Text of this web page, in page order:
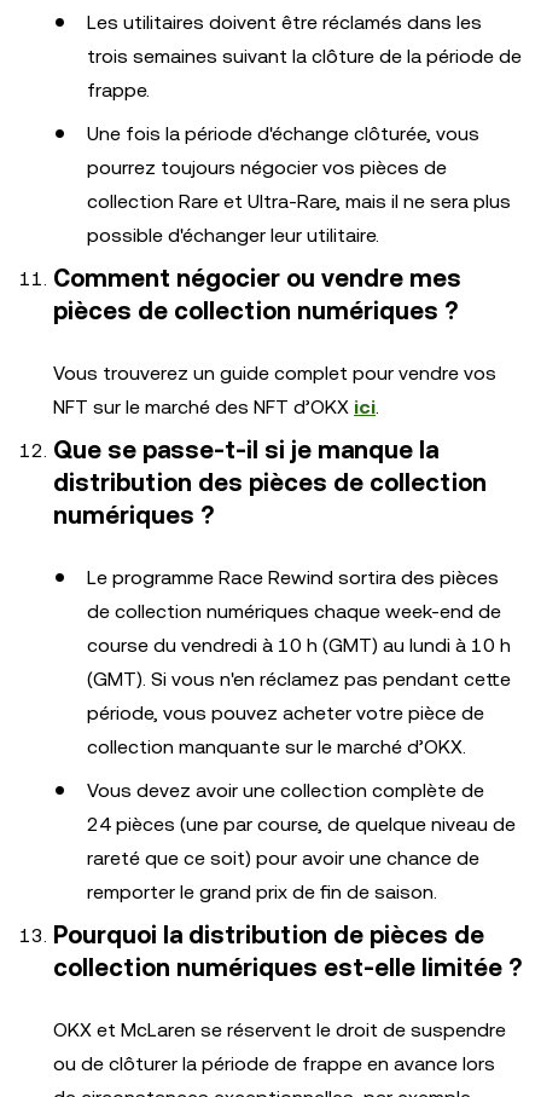
Les utilitaires doivent être réclamés dans les
trois semaines suivant la clôture de la période de
frappe.
Une fois la période d'échange clôturée, vous
pourrez toujours négocier vos pièces de
collection Rare et Ultra-Rare, mais il ne sera plus
possible d'échanger leur utilitaire.
Comment négocier ou vendre mes
pièces de collection numériques ?
Vous trouverez un guide complet pour vendre vos
NFT sur le marché des NFT d’OKX ici.
Que se passe-t-il si je manque la
distribution des pièces de collection
numériques ?
Le programme Race Rewind sortira des pièces
de collection numériques chaque week-end de
course du vendredi à 10 h (GMT) au lundi à 10 h
(GMT). Si vous n'en réclamez pas pendant cette
période, vous pouvez acheter votre pièce de
collection manquante sur le marché d’OKX.
Vous devez avoir une collection complète de
24 pièces (une par course, de quelque niveau de
rareté que ce soit) pour avoir une chance de
remporter le grand prix de fin de saison.
Pourquoi la distribution de pièces de
collection numériques est-elle limitée ?
OKX et McLaren se réservent le droit de suspendre
ou de clôturer la période de frappe en avance lors